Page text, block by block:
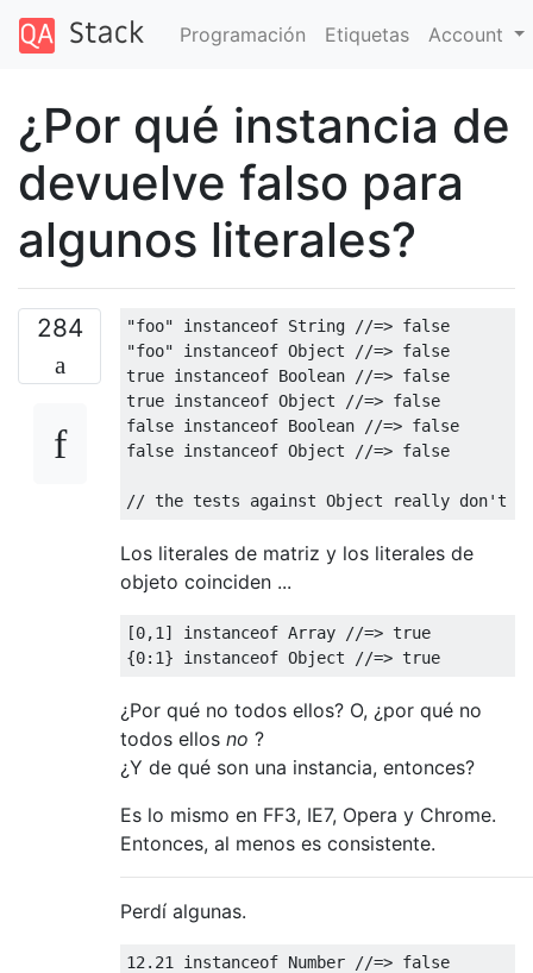
Programación Etiquetas Account
¿Por qué instancia de
devuelve falso para
algunos literales?
284 "foo" instanceof String
//=> false
"foo"
instanceof Object
//=> false
true instanceof Boolean
//=> false
true instanceof Object
//=> false
false instanceof Boolean
//=> false
false instanceof Object //=> false
// the tests against Object really don't
Los literales de matriz y los literales de
objeto coinciden ...
[0,1 ] instanceof Array
//=> true
{0: 1} instanceof Object //=> true
¿Por qué no todos ellos? O, ¿por qué no
todos ellos no ?
¿Y de qué son una instancia, entonces?
Es lo mismo en FF3, IE7, Opera y Chrome.
Entonces, al menos es consistente.
Perdí algunas.
12.21 instanceof Number
//=> false